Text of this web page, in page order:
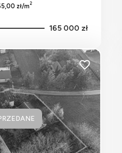
zł/m2
165 000 zł
Dodaj do